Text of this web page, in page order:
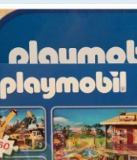
dit product